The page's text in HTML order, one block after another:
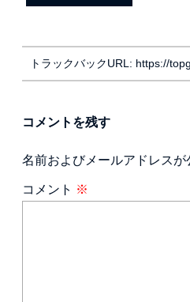
トラックバックURL: https://
コメントを残す
名前およびメールアドレス
コメント ※